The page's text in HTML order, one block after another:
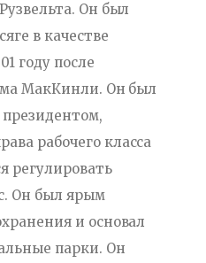
Он был
в качестве
году после
МакКинли. Он был
рабочего класса
регулировать
Он был ярым
и основал
парки. Он